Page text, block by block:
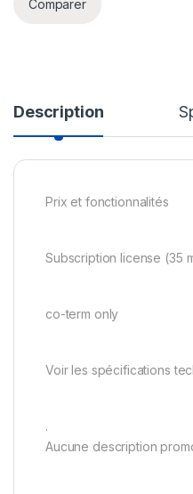
Comparer
Description
Prix et fonctionnalités
Subscription license (35
co-term only
Voir les spécifications
.
Aucune description